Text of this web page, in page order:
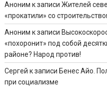
Аноним к записиЖителей
«прокатили» со
Аноним к записи
«похоронит» под собой
районе? Народ против!
Сергей к записи Бенес Айо.
при социализме